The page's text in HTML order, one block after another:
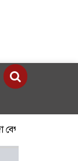
নামে একজন ৬০